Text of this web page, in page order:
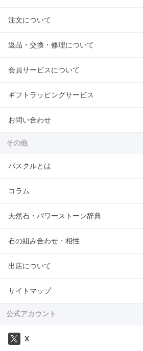
注文について
返品・交換・修理について
会員サービスについて
ギフトラッピングサービス
お問い合わせ
その他
パスクルとは
コラム
天然石・パワーストーン辞典
石の組み合わせ・相性
出店について
サイトマップ
公式アカウント
X